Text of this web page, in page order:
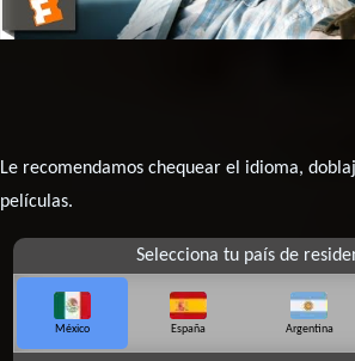
Le recomendamos chequear el idioma,
películas.
Selecciona tu país de
México España Argentina